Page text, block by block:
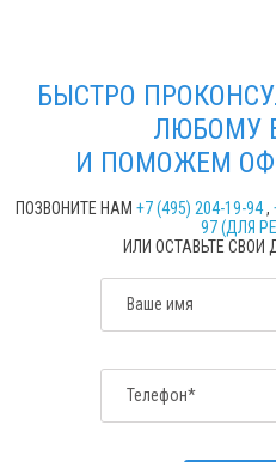
БЫСТРО
ЛЮБОМУ
И ПОМОЖЕМ
ПОЗВОНИТЕ НАМ +7 (495) 204-19-94,
97 (ДЛЯ
ИЛИ ОСТАВЬТЕ
Ваше имя
Телефон*